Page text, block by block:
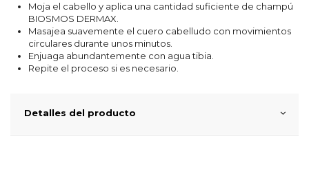
Moja el cabello y aplica una cantidad suficiente de champú
BIOSMOS DERMAX.
Masajea suavemente el cuero cabelludo con movimientos
circulares durante unos minutos.
Enjuaga abundantemente con agua tibia.
Repite el proceso si es necesario.
Detalles del producto